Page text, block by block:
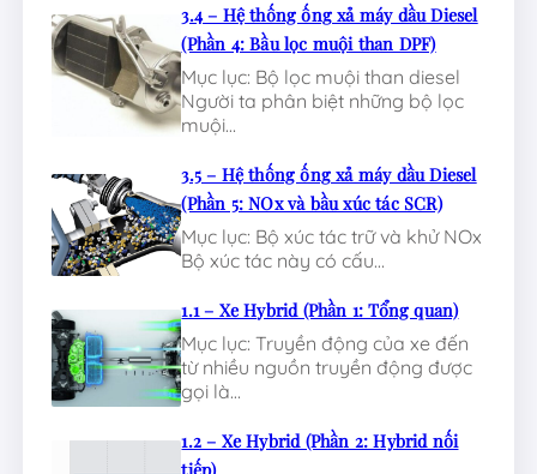
3.4 – Hệ thống ống xả máy dầu Diesel
(Phần 4: Bầu lọc muội than DPF)
Mục lục: Bộ lọc muội than diesel
Người ta phân biệt những bộ lọc
muội…
3.5 – Hệ thống ống xả máy dầu Diesel
(Phần 5: NOx và bầu xúc tác SCR)
Mục lục: Bộ xúc tác trữ và khử NOx
Bộ xúc tác này có cấu…
1.1 – Xe Hybrid (Phần 1: Tổng quan)
Mục lục: Truyền động của xe đến
từ nhiều nguồn truyền động được
gọi là…
1.2 – Xe Hybrid (Phần 2: Hybrid nối